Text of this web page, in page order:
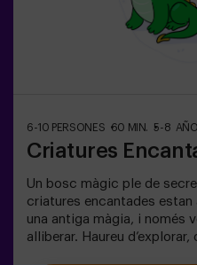
6-10 PERSONES 60 MIN. 5-8
Criatures
Un bosc màgic ple de
criatures encantades
una antiga màgia, i només
alliberar. Haureu